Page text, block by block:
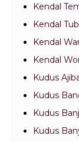
Kendal
Kendal
Kendal
Kendal
Kudus
Kudus
Kudus
Kudus